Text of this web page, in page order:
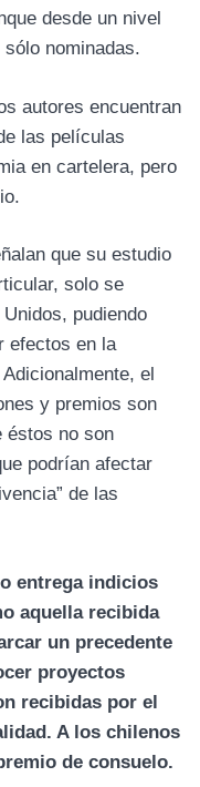
desde un nivel
nominadas.
autores encuentran
las películas
en cartelera, pero
que su estudio
solo se
pudiendo
efectos en la
el
y premios son
éstos no son
podrían afectar
de las
entrega indicios
aquella recibida
un precedente
proyectos
recibidas por el
A los chilenos
de consuelo.